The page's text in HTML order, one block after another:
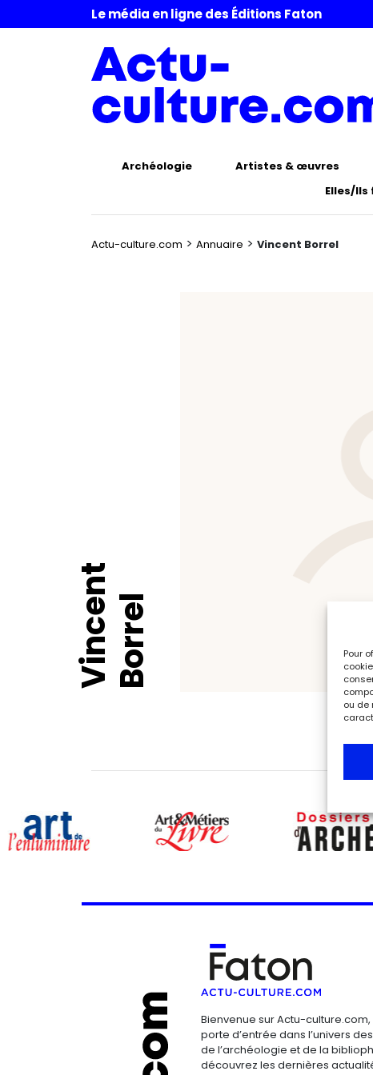
Pour
ou de
Le média en ligne des Éditions Faton
Archéologie Artistes & œuvres
Elles/
Actu-culture.com > Annuaire > Vincent Borrel
Vincent Borrel
Bienvenue sur Actu-
porte d’entrée dans l’univers
de l’archéologie et de la
découvrez les dernières